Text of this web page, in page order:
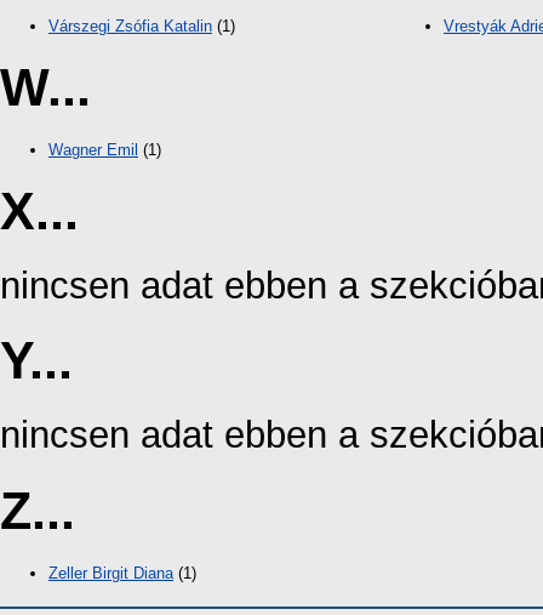
Várszegi Zsófia Katalin (1) Vrestyák
W...
Wagner Emil (1)
X...
nincsen adat ebben a
Y...
nincsen adat ebben a
Z...
Zeller Birgit Diana (1)